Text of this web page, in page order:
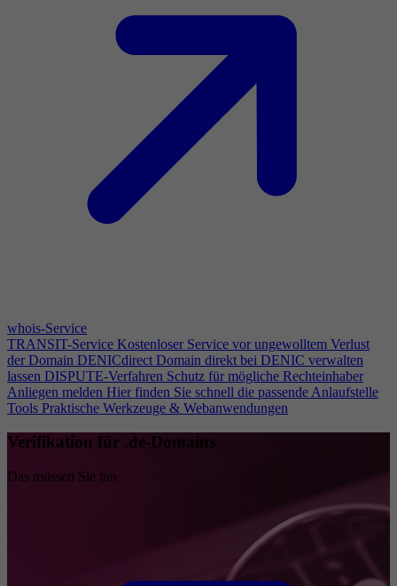
whois-Service
TRANSIT-Service Kostenloser Service vor ungewolltem Verlust
der Domain DENICdirect Domain direkt bei DENIC verwalten
lassen DISPUTE-Verfahren Schutz für mögliche Rechteinhaber
Anliegen melden Hier finden Sie schnell die passende Anlaufstelle
Tools Praktische Werkzeuge & Webanwendungen
Verifikation für .de-Domains
Das müssen Sie tun